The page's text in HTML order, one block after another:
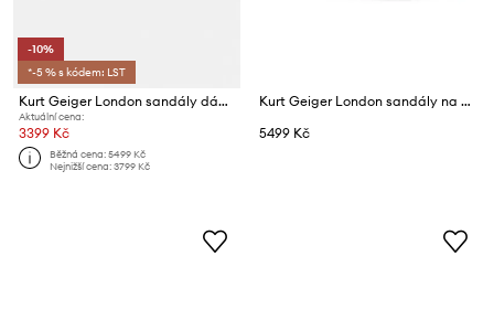
-10%
*-5 % s kódem: LST
Kurt Geiger London sandály dámské kožené Orson Sandal
Aktuální cena:
3399 Kč
Běžná cena:5499 Kč
Nejnižší cena:3799 Kč
Kurt Geiger London sandály na vysokém podpatku Lobster Sandal Blue Fabric
5499 Kč